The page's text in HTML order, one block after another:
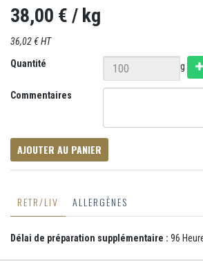
38,00 € / kg
36,02 € HT
Quantité
g
Commentaires
AJOUTER AU PANIER
RETR/LIV ALLERGÈNES
Délai de préparation supplémentaire : 96